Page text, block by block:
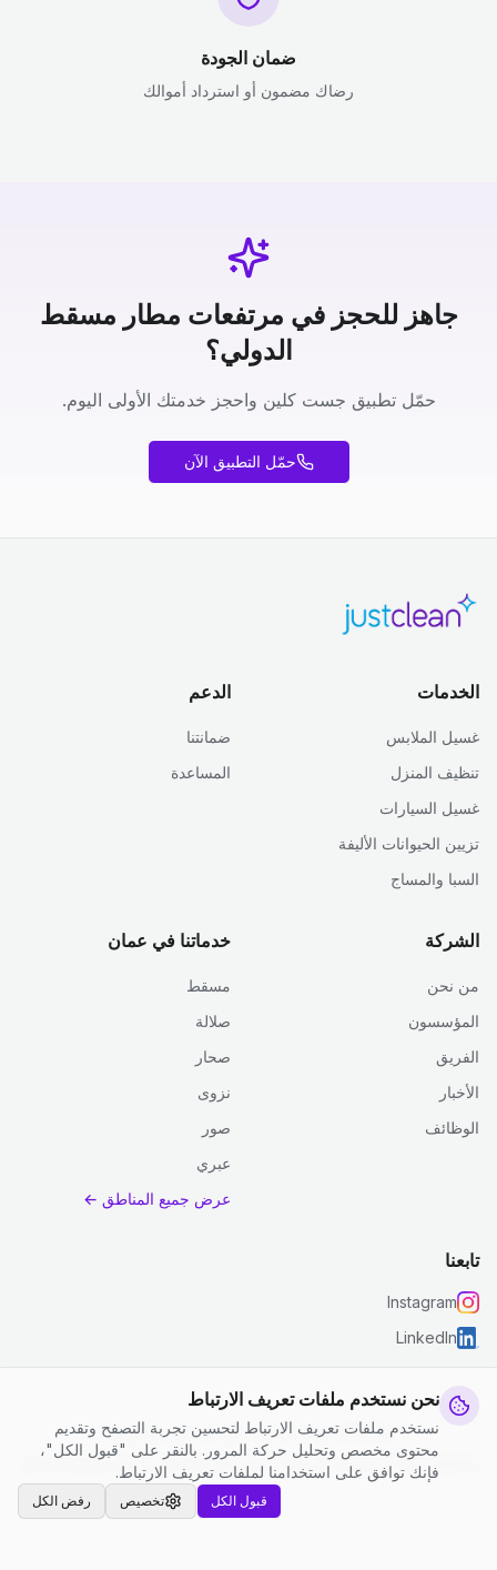
نحن نستخدم ملفات تعريف الارتباط
نستخدم ملفات تعريف الارتباط لتحسين تجربة التصفح وتقديم
محتوى مخصص وتحليل حركة المرور. بالنقر على "قبول الكل"،
فإنك توافق على استخدامنا لملفات تعريف الارتباط.
رفض الكل تخصيص قبول الكل
ضمان الجودة
رضاك مضمون أو استرداد أموالك
جاهز للحجز في مرتفعات مطار مسقط
الدولي؟
حمّل تطبيق جست كلين واحجز خدمتك الأولى اليوم.
حمّل التطبيق الآن
الخدمات
غسيل الملابس
تنظيف المنزل
غسيل السيارات
تزيين الحيوانات الأليفة
السبا والمساج
الدعم
ضمانتنا
المساعدة
الشركة
من نحن
المؤسسون
الفريق
الأخبار
الوظائف
خدماتنا في عمان
مسقط
صلالة
صحار
نزوى
صور
عبري
عرض جميع المناطق ←
تابعنا
Instagram
LinkedIn
© 2026 جست كلين. جميع الحقوق محفوظة.
سياسة الخصوصية
الشروط والأحكام | إعدادات ملفات تعريف الارتباط